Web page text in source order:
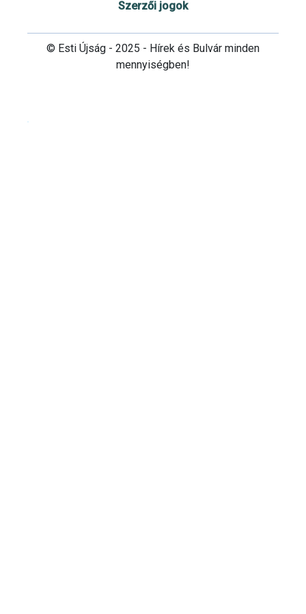
Szerzői jogok
© Esti Újság - 2025 - Hírek és Bulvár minden
mennyiségben!